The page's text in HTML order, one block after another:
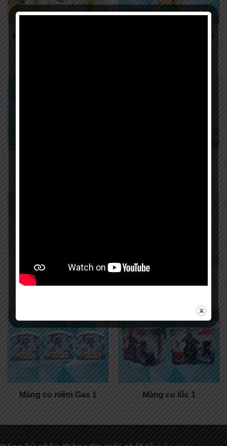
Màng co nước giải khát
Màng co niêm Gas 1 Màng co lốc 1